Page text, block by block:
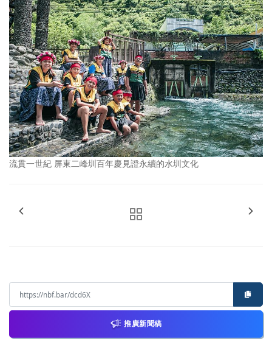
流貫一世紀 屏東二峰圳百年慶見證永續的水圳文化
推廣新聞稿